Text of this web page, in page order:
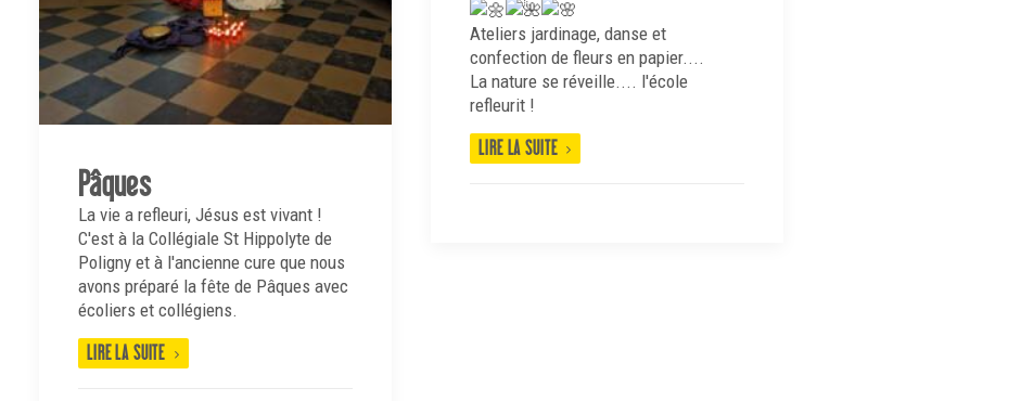
Pâques
La vie a refleuri, Jésus est vivant !
C'est à la Collégiale St Hippolyte de
Poligny et à l'ancienne cure que nous
avons préparé la fête de Pâques avec
écoliers et collégiens.
LIRE LA SUITE
Ateliers jardinage, danse et
confection de fleurs en papier....
La nature se réveille.... l'école
refleurit !
LIRE LA SUITE